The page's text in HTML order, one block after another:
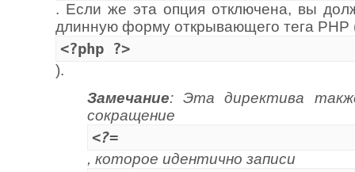
. Если же эта опция отключена, вы
длинную форму открывающего тега PHP
<?php ?>
).
Замечание: Эта директива
сокращение
<?=
, которое идентично записи